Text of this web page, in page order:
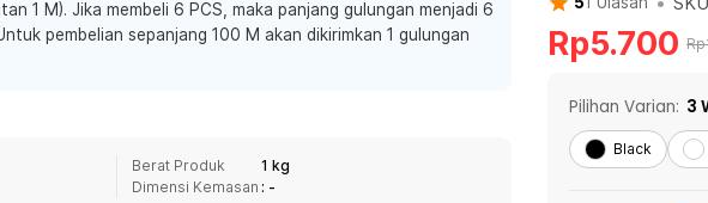
Senin - Jumat (07:00 - 20:00), Sabtu - Minggu (08:00 - 20:00), Tutup pada Idul Fitri
Senin - Jumat (08:00 - 20:00), Sabtu - Minggu/ Libur Nasional (08:00 - 17:00) Selengkapnya
Senin - Jumat (08:00 - 20:00), Sabtu - Minggu/ Libur Nasional (08:00 - 17:00)
1 M). Jika membeli 6 PCS, maka panjang gulungan menjadi 6
pembelian sepanjang 100 M akan dikirimkan 1 gulungan
Berat Produk
1 kg
Dimensi Kemasan : -
Rp5.700 Rp
Pilihan Varian: 3
Black